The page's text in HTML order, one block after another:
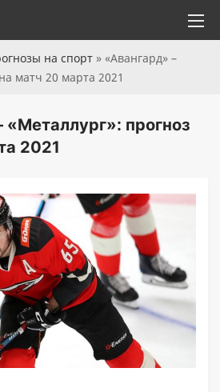
на спорт » «Авангард» –
матч 20 марта 2021
«Металлург»: прогноз
2021